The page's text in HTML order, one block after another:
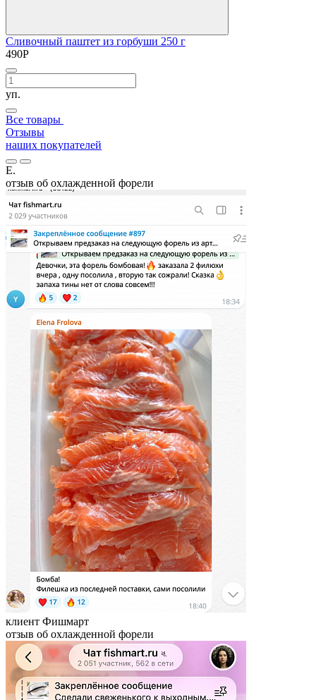
Сливочный паштет из горбуши 250 г
490Р
уп.
Все товары
Отзывы
наших покупателей
Е.
отзыв об охлажденной форели
клиент Фишмарт
отзыв об охлажденной форели